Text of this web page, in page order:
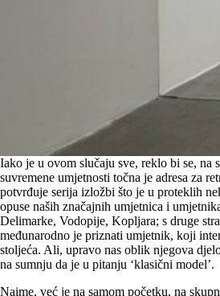
Iako je u ovom slučaju sve, reklo bi se, na
suvremene umjetnosti točna je adresa za
potvrđuje serija izložbi što je u proteklih
opuse naših značajnih umjetnica i
Delimarke, Vodopije, Kopljara; s druge
međunarodno je priznati umjetnik, koji
stoljeća. Ali, upravo nas oblik njegova
na sumnju da je u pitanju ‘klasični model’.
Naime, već je na samom početku, na